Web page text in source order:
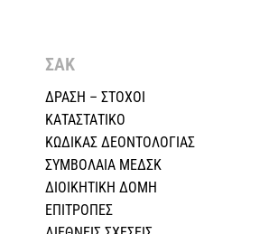
ΣΑΚ
ΔΡΑΣΗ – ΣΤΟΧΟΙ
ΚΑΤΑΣΤΑΤΙΚΟ
ΚΩΔΙΚΑΣ ΔΕΟΝΤΟΛΟΓΙΑΣ
ΣΥΜΒΟΛΑΙΑ ΜΕΔΣΚ
ΔΙΟΙΚΗΤΙΚΗ ΔΟΜΗ
ΕΠΙΤΡΟΠΕΣ